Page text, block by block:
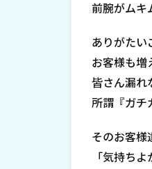
前腕がムキ
ありがたい
お客様も増
皆さん漏れ
所謂『ガチ
そのお客様
「気持ちよ